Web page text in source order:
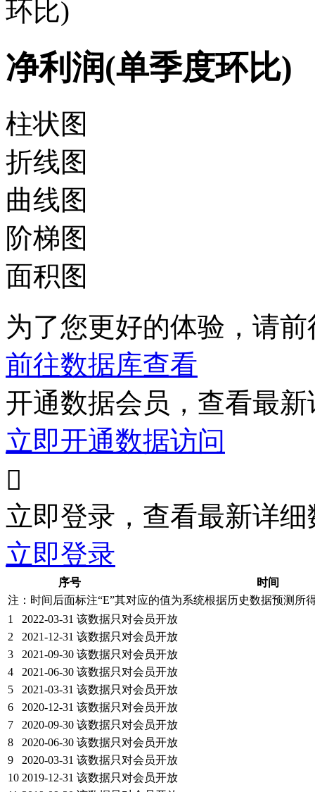
环比)
净利润(单季度环比)
柱状图
折线图
曲线图
阶梯图
面积图
为了您更好的体验，请
前往数据库查看
开通数据会员，查看最
立即开通数据访问

立即登录，查看最新详细
立即登录
序号
时间
注：时间后面标注“E”其对应的值为系统根据历史数据预测所
1
2022-03-31 该数据只对会员开放
2
2021-12-31 该数据只对会员开放
3
2021-09-30 该数据只对会员开放
4
2021-06-30 该数据只对会员开放
5
2021-03-31 该数据只对会员开放
6
2020-12-31 该数据只对会员开放
7
2020-09-30 该数据只对会员开放
8
2020-06-30 该数据只对会员开放
9
2020-03-31 该数据只对会员开放
10 2019-12-31 该数据只对会员开放